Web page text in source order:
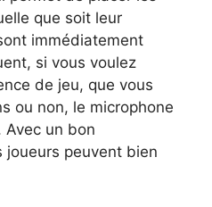
que soit leur
immédiatement
si vous voulez
de jeu, que vous
ou non, le microphone
Avec un bon
joueurs peuvent bien